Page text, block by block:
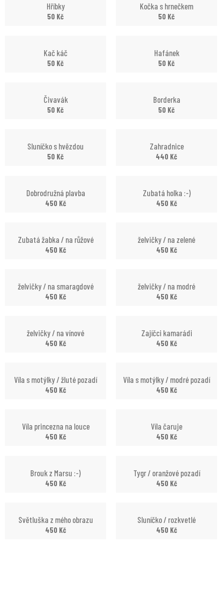
Hříbky
50 Kč
Kočka s hrnečkem
50 Kč
Kač káč
50 Kč
Hafánek
50 Kč
Čivavák
50 Kč
Borderka
50 Kč
Sluníčko s hvězdou
50 Kč
Zahradnice
440 Kč
Dobrodružná plavba
450 Kč
Zubatá holka :-)
450 Kč
Zubatá žabka / na růžové
450 Kč
želvičky / na zelené
450 Kč
želvičky / na smaragdové
450 Kč
želvičky / na modré
450 Kč
želvičky / na vínové
450 Kč
Zajíčci kamarádi
450 Kč
Víla s motýlky / žluté pozadí
450 Kč
Víla s motýlky / modré pozadí
450 Kč
Víla princezna na louce
450 Kč
Víla čaruje
450 Kč
Brouk z Marsu :-)
450 Kč
Tygr / oranžové pozadí
450 Kč
Světluška z mého obrazu
450 Kč
Sluníčko / rozkvetlé
450 Kč